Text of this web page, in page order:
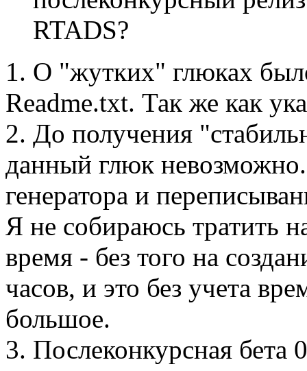
RTADS?
1. О "жутких" глюках
Readme.txt. Так же как
2. До получения
данный глюк
генератора и
Я не собираюсь тратить
время - без того на
часов, и это без учета
большое.
3. Послеконкурсная бета